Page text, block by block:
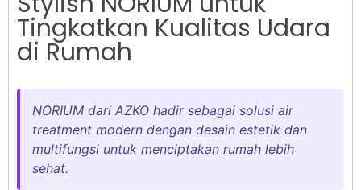
Tingkatkan Kualitas Udara
di Rumah
NORIUM dari AZKO hadir sebagai solusi air
treatment modern dengan desain estetik dan
multifungsi untuk menciptakan rumah lebih
sehat.